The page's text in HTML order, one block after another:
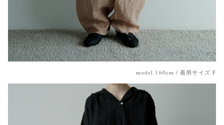
model 160cm / 着用サイズ F